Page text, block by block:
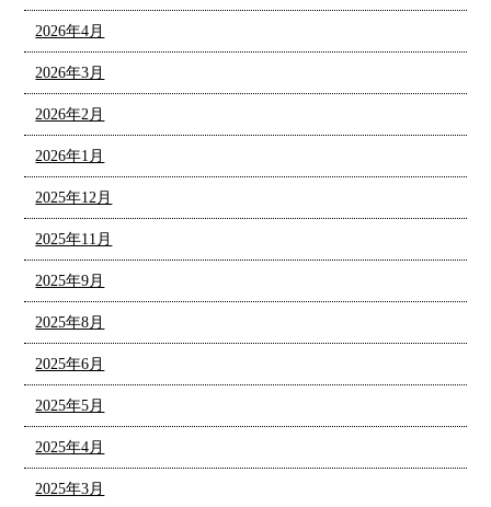
2026年4月
2026年3月
2026年2月
2026年1月
2025年12月
2025年11月
2025年9月
2025年8月
2025年6月
2025年5月
2025年4月
2025年3月